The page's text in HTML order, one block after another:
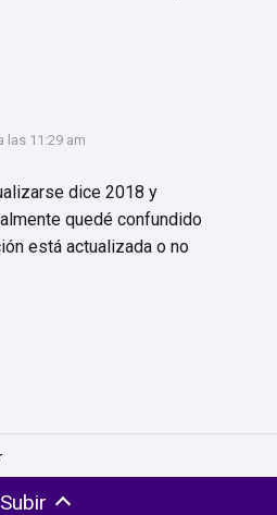
las 11:29 am
dice 2018 y
quedé confundido
está actualizada o no
Subir